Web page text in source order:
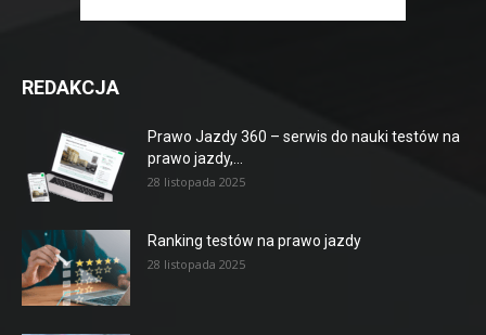
REDAKCJA
Prawo Jazdy 360 – serwis do nauki testów na
prawo jazdy,...
28 listopada 2025
Ranking testów na prawo jazdy
28 listopada 2025